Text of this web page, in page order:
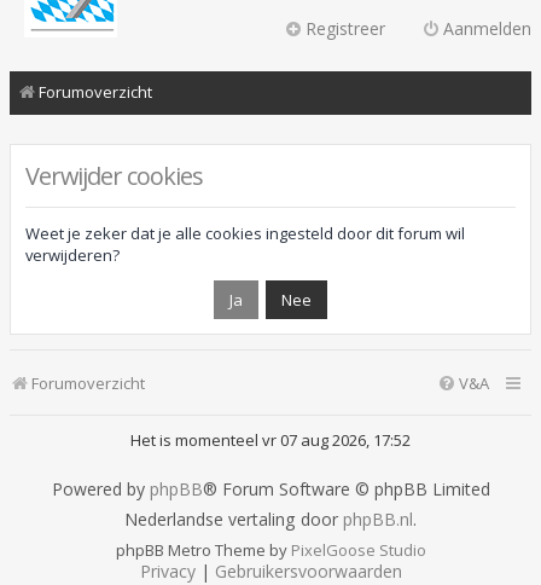
Aanmelden
Registreer
Forumoverzicht
Verwijder cookies
Weet je zeker dat je alle cookies ingesteld door dit forum wil
verwijderen?
Forumoverzicht V&A
Het is momenteel vr 07 aug 2026, 17:52
Powered by phpBB® Forum Software © phpBB Limited
Nederlandse vertaling door phpBB.nl.
phpBB Metro Theme by PixelGoose Studio
Privacy| Gebruikersvoorwaarden